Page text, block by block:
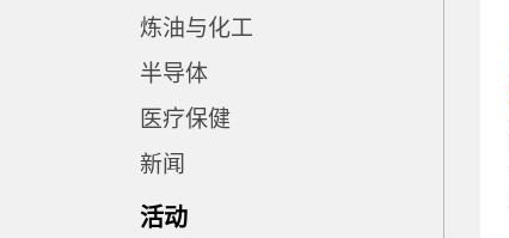
炼油与化工
半导体
医疗保健
新闻
活动